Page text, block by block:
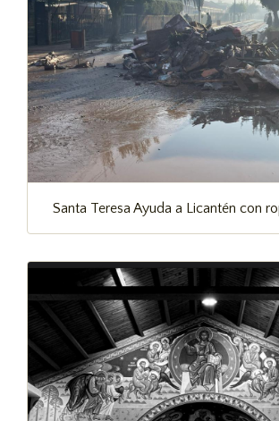
Santa Teresa Ayuda a Licantén con